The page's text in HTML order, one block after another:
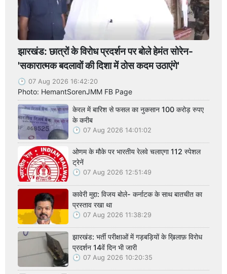
झारखंड: छात्रों के विरोध प्रदर्शन पर बोले हेमंत सोरेन-
'सकारात्मक बदलावों की दिशा में ठोस कदम उठाएंगे'
07 Aug 2026 16:42:20
Photo: HemantSorenJMM FB Page
केरल में बारिश से फसल का नुकसान 100 करोड़ रुपए
के करीब
07 Aug 2026 14:01:02
ओणम के मौके पर भारतीय रेलवे चलाएगा 112 स्पेशल
ट्रेनें
07 Aug 2026 12:51:49
कावेरी मुद्दा: विजय बोले- कर्नाटक के साथ बातचीत का
प्रस्ताव रखा था
07 Aug 2026 11:38:29
झारखंड: भर्ती परीक्षाओं में गड़बड़ियों के ख़िलाफ़ विरोध
प्रदर्शन 14वें दिन भी जारी
07 Aug 2026 10:20:35